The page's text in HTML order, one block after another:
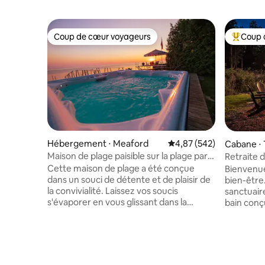
Coup de cœur voyageurs
Coup de cœur voyageurs
Hébergement ⋅ Meaford Évaluation moyenne
4,87 (542)
Maison de plage paisible sur la plage par
Post Office Motel * BAIN À REMOUS
Cette maison de plage a été conçue
dans un souci de détente et de plaisir de
la convivialité. Laissez vos soucis
s'évaporer en vous glissant dans la
Coups
Coup
Cabane
Retraite
moderne
bien-
bain